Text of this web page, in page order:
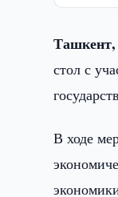
стол с
В ходе